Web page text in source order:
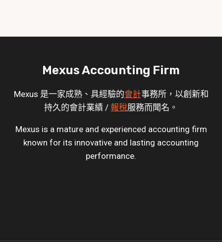
Mexus Accounting Firm
Mexus 是一家成熟、具經驗的會計事務所，以創新和
持久的會計業績 / 報稅服務而聞名。
Mexus is a mature and experienced accounting firm
known for its innovative and lasting accounting
performance.